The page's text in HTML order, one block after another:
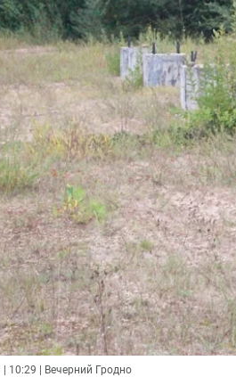
| 10:29 | Вечерний Гродно